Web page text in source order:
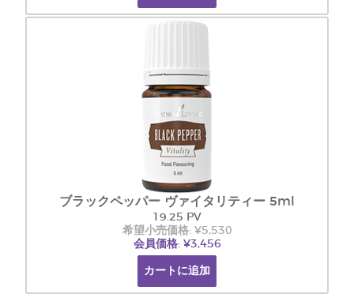
ブラックペッパー ヴァイタリティー 5ml
19.25 PV
希望小売価格: ¥5,530
会員価格: ¥3,456
カートに追加